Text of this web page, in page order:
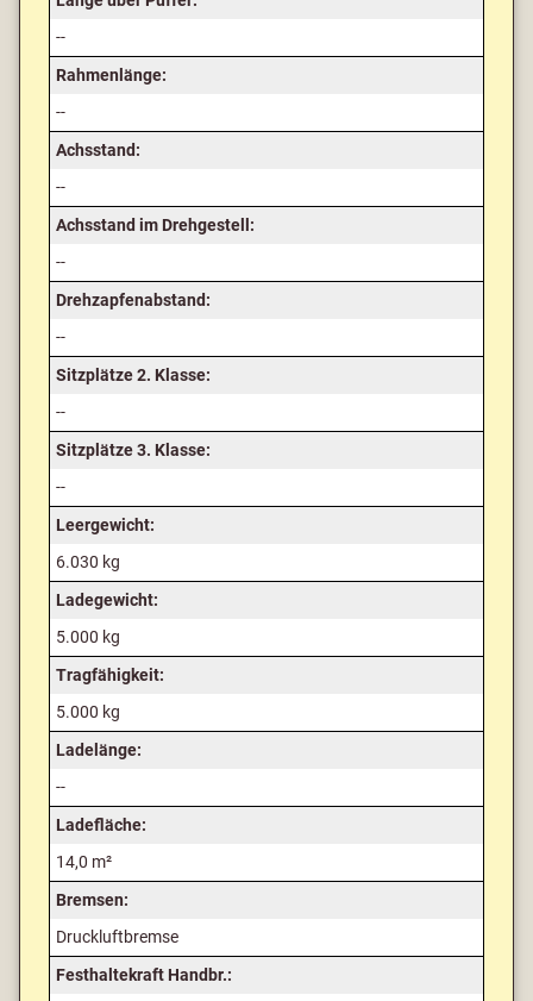
--
Rahmenlänge:
--
Achsstand:
--
Achsstand im Drehgestell:
--
Drehzapfenabstand:
--
Sitzplätze 2. Klasse:
--
Sitzplätze 3. Klasse:
--
Leergewicht:
6.030 kg
Ladegewicht:
5.000 kg
Tragfähigkeit:
5.000 kg
Ladelänge:
--
Ladefläche:
14,0 m²
Bremsen:
Druckluftbremse
Festhaltekraft Handbr.: